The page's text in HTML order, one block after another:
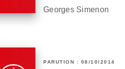
Georges Simenon
PARUTION : 08/10/2014